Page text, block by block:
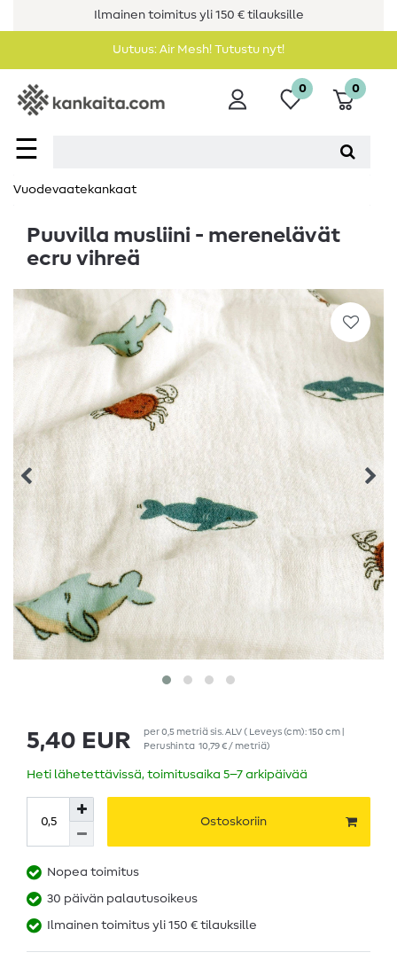
Ilmainen toimitus yli 150 € tilauksille
Uutuus: Air Mesh! Tutustu nyt!
☰
0 0
Vuodevaatekankaat
Puuvilla musliini - merenelävät
ecru vihreä
5,40 EUR per0,5 metriäsis. ALV( Leveys (cm): 150 cm |
Perushinta 10,79 € / metriä)
Heti lähetettävissä, toimitusaika 5–7 arkipäivää
Ostoskoriin
Nopea toimitus
30 päivän palautusoikeus
Ilmainen toimitus yli 150 € tilauksille